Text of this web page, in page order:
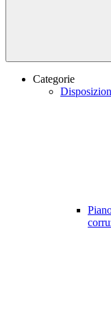
Categorie